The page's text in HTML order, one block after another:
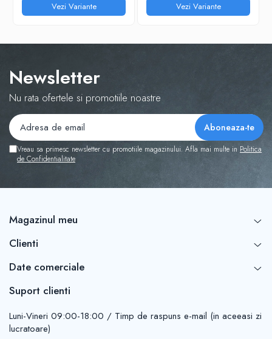
Vezi Variante Vezi Variante
Newsletter
Nu rata ofertele si promotiile noastre
Vreau sa primesc newsletter cu promotiile magazinului. Afla mai multe in Politica
de Confidentialitate
Magazinul meu
Clienti
Date comerciale
Suport clienti
Luni-Vineri 09:00-18:00 / Timp de raspuns e-mail (in aceeasi zi
lucratoare)